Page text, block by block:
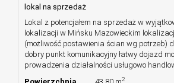
lokal na sprzedaż
Lokal z potencjałem na sprzedaż w
lokalizacji w Mińsku Mazowieckim
(możliwość postawienia ścian wg potrzeb)
dobry punkt komunikacyjny łatwy dojazd
prowadzenia działalności usługowo
2